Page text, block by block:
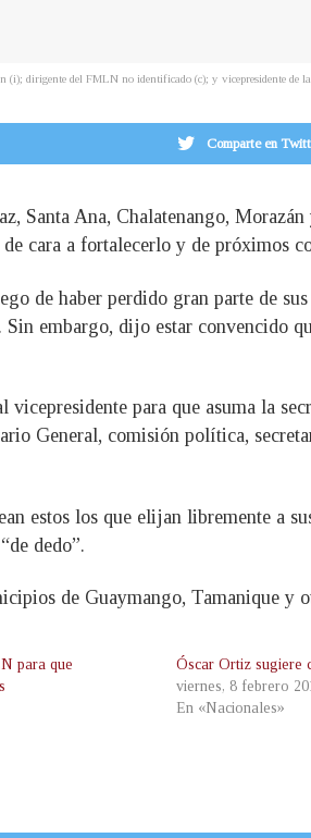
(i); dirigente del FMLN no identificado (c); y vicepresidente de
Comparte en
Santa Ana, Chalatenango,
cara a fortalecerlo y de próximos
de haber perdido gran parte de sus
embargo, dijo estar convencido
vicepresidente para que asuma la
General, comisión política,
estos los que elijan libremente a
dedo”.
de Guaymango, Tamanique y
para que
Óscar Ortiz sugiere
viernes, 8 febrero
En «Nacionales»